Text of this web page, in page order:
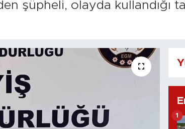
şüpheli, olayda kullandığı
1